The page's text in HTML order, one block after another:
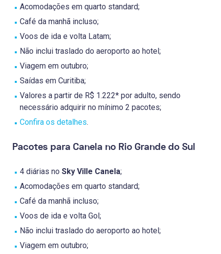
Acomodações em quarto standard;
Café da manhã incluso;
Voos de ida e volta Latam;
Não inclui traslado do aeroporto ao hotel;
Viagem em outubro;
Saídas em Curitiba;
Valores a partir de R$ 1.222* por adulto, sendo
necessário adquirir no mínimo 2 pacotes;
Confira os detalhes.
Pacotes para Canela no Rio Grande do Sul
4 diárias no Sky Ville Canela;
Acomodações em quarto standard;
Café da manhã incluso;
Voos de ida e volta Gol;
Não inclui traslado do aeroporto ao hotel;
Viagem em outubro;